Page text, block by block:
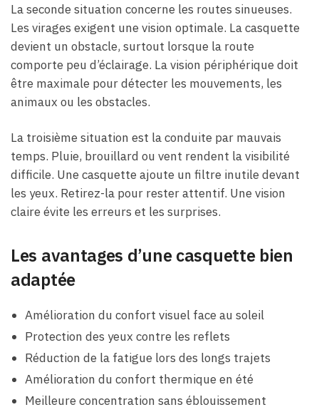
La seconde situation concerne les routes sinueuses.
Les virages exigent une vision optimale. La casquette
devient un obstacle, surtout lorsque la route
comporte peu d’éclairage. La vision périphérique doit
être maximale pour détecter les mouvements, les
animaux ou les obstacles.
La troisième situation est la conduite par mauvais
temps. Pluie, brouillard ou vent rendent la visibilité
difficile. Une casquette ajoute un filtre inutile devant
les yeux. Retirez-la pour rester attentif. Une vision
claire évite les erreurs et les surprises.
Les avantages d’une casquette bien
adaptée
Amélioration du confort visuel face au soleil
Protection des yeux contre les reflets
Réduction de la fatigue lors des longs trajets
Amélioration du confort thermique en été
Meilleure concentration sans éblouissement